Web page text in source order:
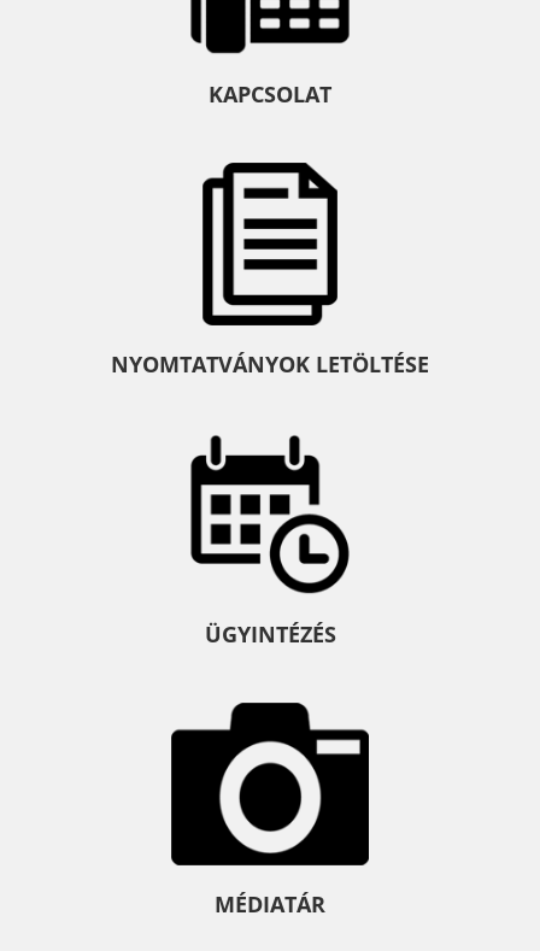
KAPCSOLAT
NYOMTATVÁNYOK LETÖLTÉSE
ÜGYINTÉZÉS
MÉDIATÁR